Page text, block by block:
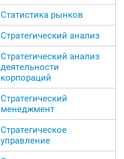
Статистика рынков
Стратегический анализ
Стратегический анализ
деятельности
корпораций
Стратегический
менеджмент
Стратегическое
управление